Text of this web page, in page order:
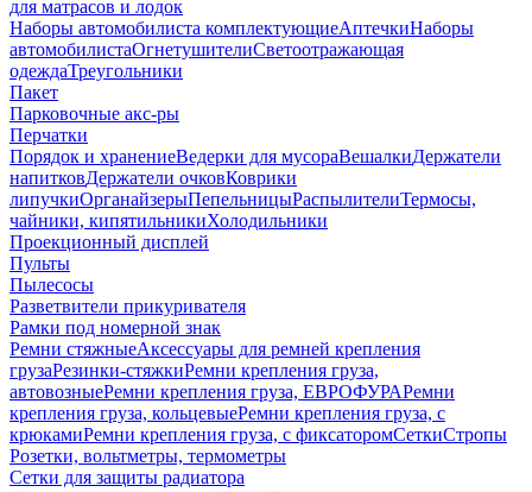
для матрасов и лодок
Наборы автомобилиста комплектующиеАптечкиНаборы
автомобилистаОгнетушителиСветоотражающая
одеждаТреугольники
Пакет
Парковочные акс-ры
Перчатки
Порядок и хранениеВедерки для мусораВешалкиДержатели
напитковДержатели очковКоврики
липучкиОрганайзерыПепельницыРаспылителиТермосы,
чайники, кипятильникиХолодильники
Проекционный дисплей
Пульты
Пылесосы
Разветвители прикуривателя
Рамки под номерной знак
Ремни стяжныеАксессуары для ремней крепления
грузаРезинки-стяжкиРемни крепления груза,
автовозныеРемни крепления груза, ЕВРОФУРАРемни
крепления груза, кольцевыеРемни крепления груза, с
крюкамиРемни крепления груза, с фиксаторомСеткиСтропы
Розетки, вольтметры, термометры
Сетки для защиты радиатора